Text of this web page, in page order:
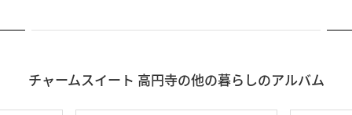
チャームスイート 高円寺の他の暮らしのアルバム